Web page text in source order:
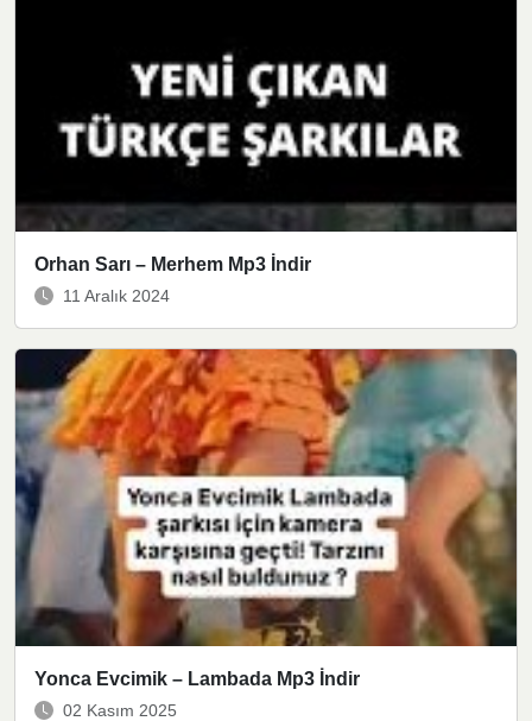
Orhan Sarı – Merhem Mp3 İndir
11 Aralık 2024
Yonca Evcimik – Lambada Mp3 İndir
02 Kasım 2025